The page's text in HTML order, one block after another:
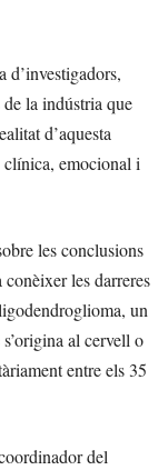
d’investigadors,
la indústria que
d’aquesta
clínica, emocional i
les conclusions
les darreres
un
al cervell o
entre els 35
del